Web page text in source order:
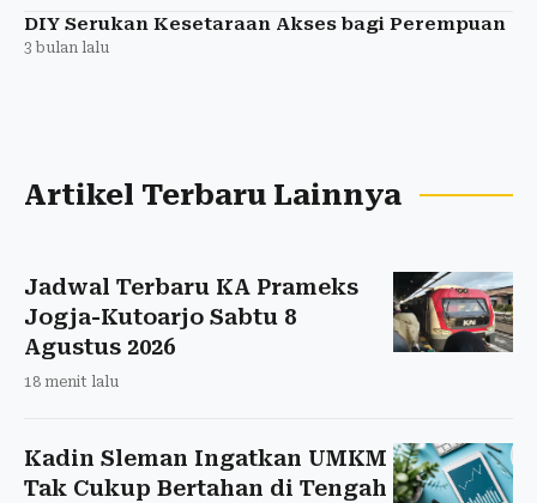
DIY Serukan Kesetaraan Akses bagi Perempuan
3 bulan lalu
Artikel Terbaru Lainnya
Jadwal Terbaru KA Prameks
Jogja-Kutoarjo Sabtu 8
Agustus 2026
18 menit lalu
Kadin Sleman Ingatkan UMKM
Tak Cukup Bertahan di Tengah